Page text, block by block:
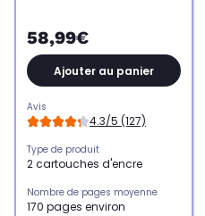
58,99€
Ajouter au panier
Avis
4.3/5 (127)
Type de produit
2 cartouches d'encre
Nombre de pages moyenne
170 pages environ